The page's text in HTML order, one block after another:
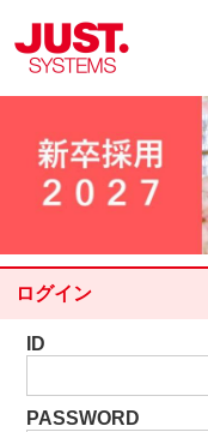
ログイン
ID
PASSWORD